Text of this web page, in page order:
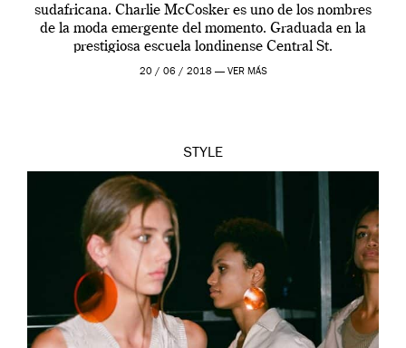
sudafricana. Charlie McCosker es uno de los nombres
de la moda emergente del momento. Graduada en la
prestigiosa escuela londinense Central St.
Martins presenta su colección en solitario «Birds don’t
20 / 06 / 2018 — VER MÁS
STYLE